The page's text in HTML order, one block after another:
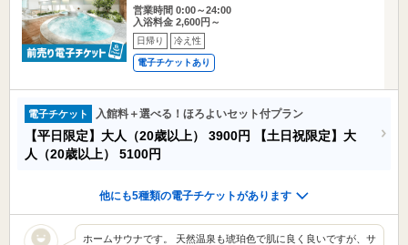
営業時間 0:00～24:00
入浴料金 2,600円～
日帰り 冷え性
電子チケットあり
電子チケット 入館料＋選べる！ほろよいセット付プラン
【平日限定】大人（20歳以上） 3900円
【土日祝限定】大
人（20歳以上） 5100円
他にも5種類の電子チケットがあります
ホームサウナです。 天然温泉も琥珀色で肌に良く良いですが、サ